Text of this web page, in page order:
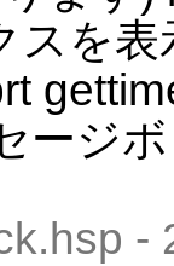
スを
ージ
-